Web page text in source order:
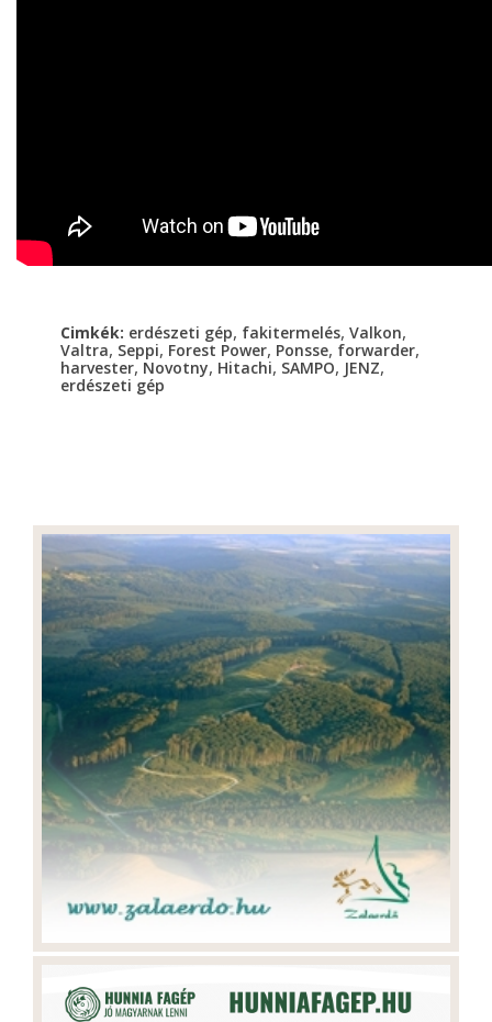
Cimkék: erdészeti gép, fakitermelés, Valkon,
Valtra, Seppi, Forest Power, Ponsse, forwarder,
harvester, Novotny, Hitachi, SAMPO, JENZ,
erdészeti gép